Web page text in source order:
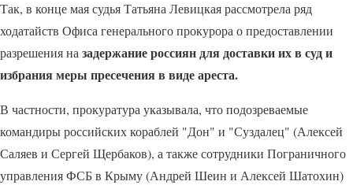
Так, в конце мая судья Татьяна Левицкая рассмотрела ряд
ходатайств Офиса генерального прокурора о предоставлении
разрешения назадержание россиян для доставки их в суд и
избрания меры пресечения в виде ареста.
В частности, прокуратура указывала, что подозреваемые
командиры российских кораблей "Дон" и "Суздалец" (Алексей
Саляев и Сергей Щербаков), а также сотрудники Пограничного
управления ФСБ в Крыму (Андрей Шеин и Алексей Шатохин)